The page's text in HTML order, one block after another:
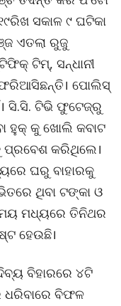
ସକାଳ ୯ ଘଟିକା
ଏତଲା ରୁଜୁ
ଟିମ୍, ସନ୍ଧାନୀ
ପୋଲିସ୍
ସି.ସି. ଟିଭି ଫୁଟେଜ୍ରୁ
ହୁକ୍ କୁ ଖୋଲି କବାଟ
କରିଥିଲେ।
ଘରୁ ବାହାରକୁ
ଥିବା ଟଙ୍କା ଓ
ମଧ୍ୟରେ ତିନିଥର
ହେଉଛି।
ବିହାରରେ ୪ଟି
ଧରିବାରେ ବିଫଳ